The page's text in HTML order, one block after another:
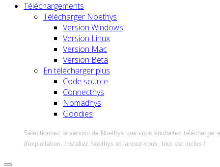
Téléchargements
Télécharger Noethys
Version Windows
Version Linux
Version Mac
Version Beta
En télécharger plus
Code source
Connecthys
Nomadhys
Goodies
Sélectionnez la version de Noethys que vous souhaitez télécharger
d'exploitation. Installez Noethys et lancez-vous, tout est inclus !